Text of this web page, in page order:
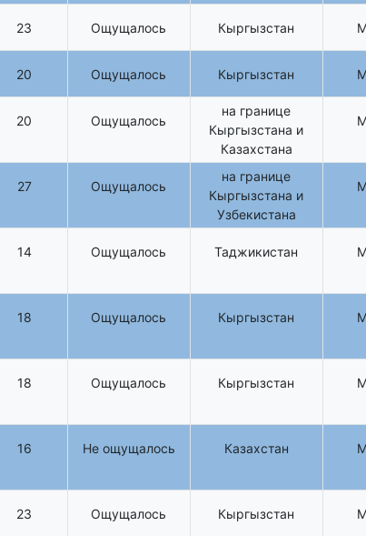
23 Ощущалось Кыргызстан
20 Ощущалось Кыргызстан
20 Ощущалось
на границе
Кыргызстана и
Казахстана
27 Ощущалось
на границе
Кыргызстана и
Узбекистана
14 Ощущалось Таджикистан
18 Ощущалось Кыргызстан
18 Ощущалось Кыргызстан
16 Не ощущалось Казахстан
23 Ощущалось Кыргызстан